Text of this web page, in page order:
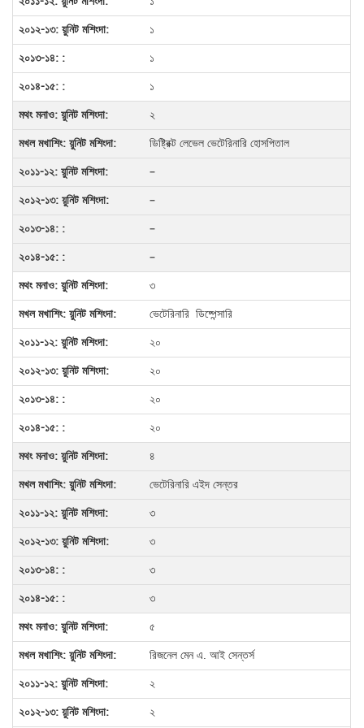
১
১
১
২
ডিষ্ট্রিক্ট লেভেল ভেটেরিনারি হোসপিতাল
–
–
–
–
৩
ভেটেরিনারি ডিষ্পেন্সারি
২০
২০
২০
২০
৪
ভেটেরিনারি এইদ সেন্তর
৩
৩
৩
৩
৫
রিজনেল মেন এ. আই সেন্তর্স
২
২